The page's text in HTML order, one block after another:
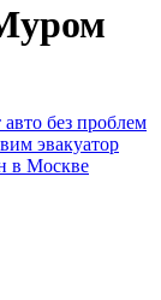
без проблем
эвакуатор
в Москве